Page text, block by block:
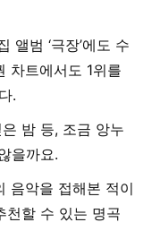
앨범 ‘극장’에도 수
차트에서도 1위를
.
밤 등, 조금 앙누
을까요.
음악을 접해본 적이
천할 수 있는 명곡